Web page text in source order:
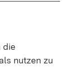
die
nutzen zu